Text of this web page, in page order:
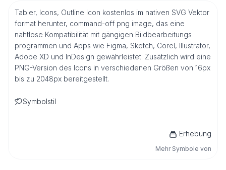
Tabler, Icons, Outline Icon kostenlos im nativen SVG Vektor
format herunter, command-off png image, das eine
nahtlose Kompatibilität mit gängigen Bildbearbeitungs
programmen und Apps wie Figma, Sketch, Corel, Illustrator,
Adobe XD und InDesign gewährleistet. Zusätzlich wird eine
PNG-Version des Icons in verschiedenen Größen von 16px
bis zu 2048px bereitgestellt.
Symbolstil
Erhebung
Mehr Symbole von